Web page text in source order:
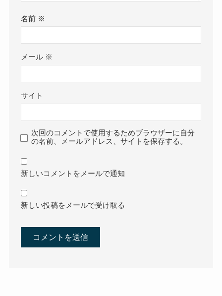
名前 ※
メール ※
サイト
次回のコメントで使用するためブラウザーに自分
の名前、メールアドレス、サイトを保存する。
新しいコメントをメールで通知
新しい投稿をメールで受け取る